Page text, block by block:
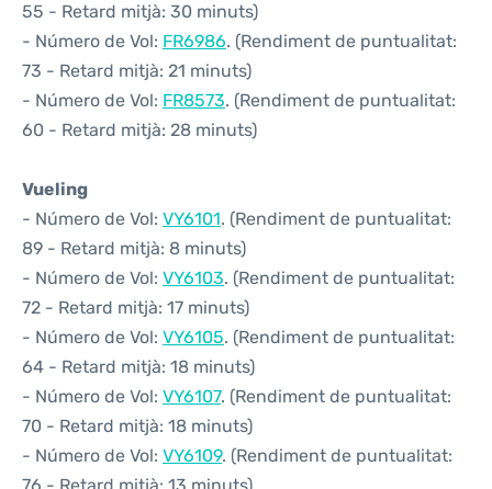
55 - Retard mitjà: 30 minuts)
- Número de Vol: FR6986. (Rendiment de puntualitat:
73 - Retard mitjà: 21 minuts)
- Número de Vol: FR8573. (Rendiment de puntualitat:
60 - Retard mitjà: 28 minuts)
Vueling
- Número de Vol: VY6101. (Rendiment de puntualitat:
89 - Retard mitjà: 8 minuts)
- Número de Vol: VY6103. (Rendiment de puntualitat:
72 - Retard mitjà: 17 minuts)
- Número de Vol: VY6105. (Rendiment de puntualitat:
64 - Retard mitjà: 18 minuts)
- Número de Vol: VY6107. (Rendiment de puntualitat:
70 - Retard mitjà: 18 minuts)
- Número de Vol: VY6109. (Rendiment de puntualitat: